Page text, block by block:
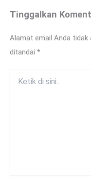
Tinggalkan
Alamat email Anda tidak
ditandai *